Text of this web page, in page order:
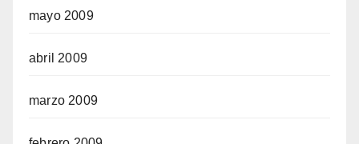
mayo 2009
abril 2009
marzo 2009